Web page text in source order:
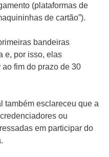
(plataformas de
de cartão”).
bandeiras
e, por isso, elas
fim do prazo de 30
também esclareceu que a
ou
em participar do